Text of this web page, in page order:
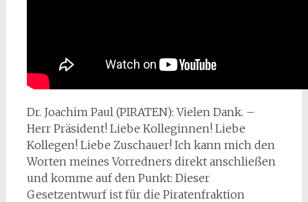
Dr. Joachim Paul (PIRATEN): Vielen Dank. –
Herr Präsident! Liebe Kolleginnen! Liebe
Kollegen! Liebe Zuschauer! Ich kann mich den
Worten meines Vorredners direkt anschließen
und komme auf den Punkt: Dieser
Gesetzentwurf ist für die Piratenfraktion